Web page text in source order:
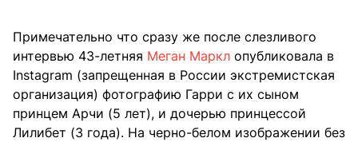
Примечательно что сразу же после слезливого
интервью 43-летняя Меган Маркл опубликовала в
Instagram (запрещенная в России экстремистская
организация) фотографию Гарри с их сыном
принцем Арчи (5 лет), и дочерью принцессой
Лилибет (3 года). На черно-белом изображении без